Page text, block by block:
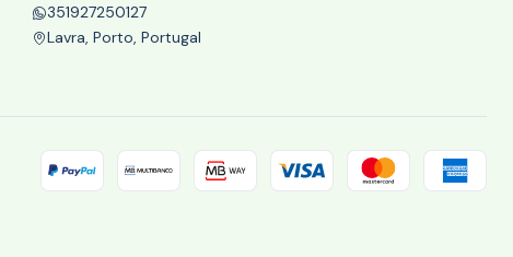
351927250127
Lavra, Porto, Portugal